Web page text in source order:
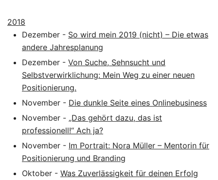
2018
Dezember - So wird mein 2019 (nicht) – Die etwas
andere Jahresplanung
Dezember - Von Suche, Sehnsucht und
Selbstverwirklichung: Mein Weg zu einer neuen
Positionierung.
November - Die dunkle Seite eines Onlinebusiness
November - „Das gehört dazu, das ist
professionell!“ Ach ja?
November - Im Portrait: Nora Müller – Mentorin für
Positionierung und Branding
Oktober - Was Zuverlässigkeit für deinen Erfolg